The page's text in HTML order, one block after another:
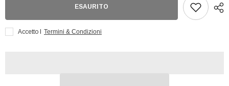
Ed
SHF
Animazione
Ed
SHF
ESAURITO
Accetto I Termini & Condizioni